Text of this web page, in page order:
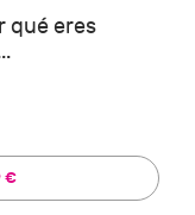
qué eres
€